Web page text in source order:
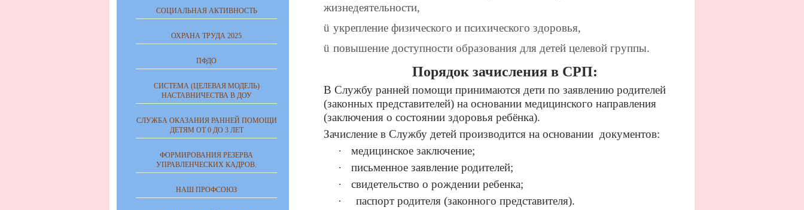
жизнедеятельности,
ü укрепление физического и психического здоровья,
ü повышение доступности образования для детей целевой группы.
Порядок зачисления в СРП:
В Службу ранней помощи принимаются дети по заявлению родителей
(законных представителей) на основании медицинского направления
(заключения о состоянии здоровья ребёнка).
Зачисление в Службу детей производится на основании документов:
·
медицинское заключение;
·
письменное заявление родителей;
·
свидетельство о рождении ребенка;
· паспорт родителя (законного представителя).
СОЦИАЛЬНАЯ АКТИВНОСТЬ
ОХРАНА ТРУДА 2025
ПФДО
СИСТЕМА (ЦЕЛЕВАЯ МОДЕЛЬ)
НАСТАВНИЧЕСТВА В ДОУ
СЛУЖБА ОКАЗАНИЯ РАННЕЙ ПОМОЩИ
ДЕТЯМ ОТ 0 ДО 3 ЛЕТ
ФОРМИРОВАНИЯ РЕЗЕРВА
УПРАВЛЕНЧЕСКИХ КАДРОВ.
НАШ ПРОФСОЮЗ